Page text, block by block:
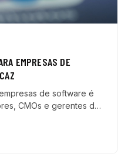
EMPRESAS DE
de software é
CMOs e gerentes de
com foco e